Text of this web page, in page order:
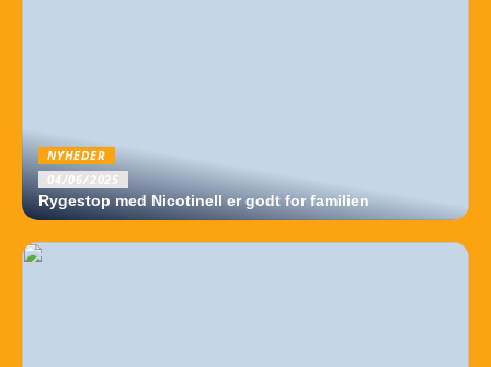
NYHEDER
04/06/2025
Rygestop med Nicotinell er godt for familien